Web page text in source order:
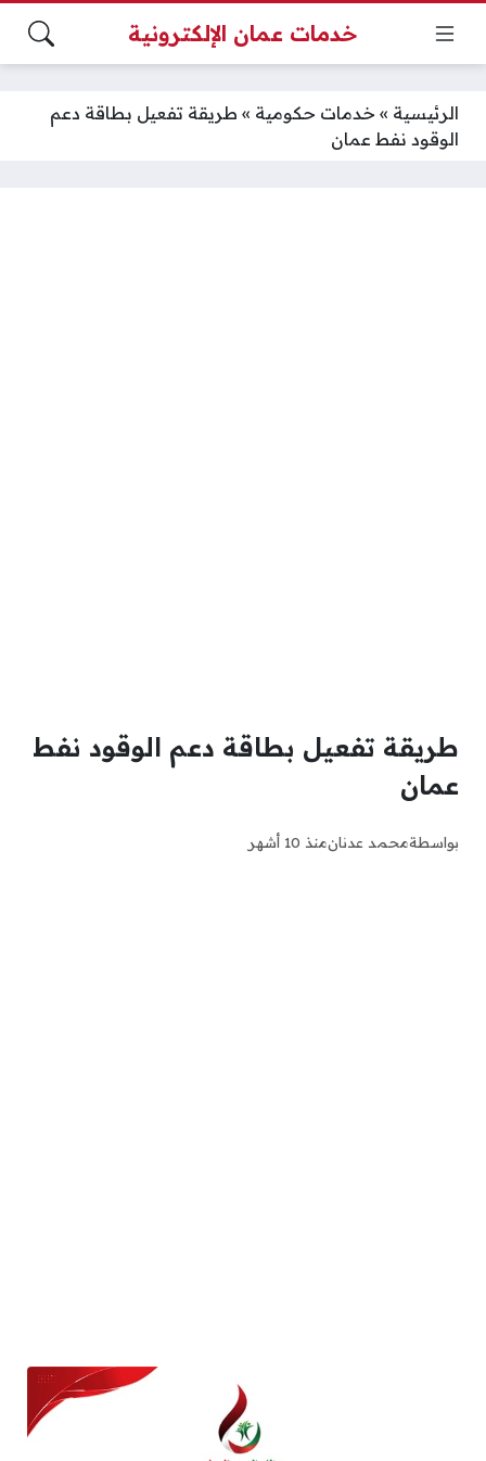
خدمات عمان الإلكترونية
الرئيسية » خدمات حكومية » طريقة تفعيل بطاقة دعم
الوقود نفط عمان
طريقة تفعيل بطاقة دعم الوقود نفط
عمان
بواسطةمحمد عدنانمنذ 10 أشهر